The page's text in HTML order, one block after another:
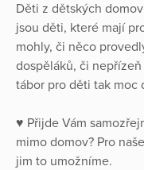
Děti z dětských
jsou děti, které mají
mohly, či něco
dospěláků, či
tábor pro děti tak moc
♥ Přijde Vám
mimo domov? Pro
jim to umožníme.